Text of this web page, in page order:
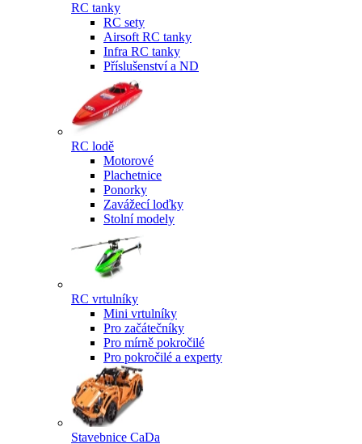
RC tanky
RC sety
Airsoft RC tanky
Infra RC tanky
Příslušenství a ND
RC lodě
Motorové
Plachetnice
Ponorky
Zavážecí loďky
Stolní modely
RC vrtulníky
Mini vrtulníky
Pro začátečníky
Pro mírně pokročilé
Pro pokročilé a experty
Stavebnice CaDa